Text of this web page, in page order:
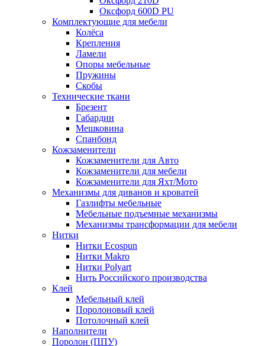
Оксфорд 600D PU
Комплектующие для мебели
Колёса
Крепления
Ламели
Опоры мебельные
Пружины
Скобы
Технические ткани
Брезент
Габардин
Мешковина
Спанбонд
Кожзаменители
Кожзаменители для Авто
Кожзаменители для мебели
Кожзаменители для Яхт/Мото
Механизмы для диванов и кроватей
Газлифты мебельные
Мебельные подъемные механизмы
Механизмы трансформации для мебели
Нитки
Нитки Ecospun
Нитки Makro
Нитки Polyart
Нить Российского производства
Клей
Мебельный клей
Поролоновый клей
Потолочный клей
Наполнители
Поролон (ППУ)